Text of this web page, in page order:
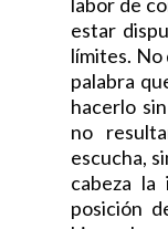
estar
límites. No
palabra
hacerlo
no
escucha,
cabeza
posición